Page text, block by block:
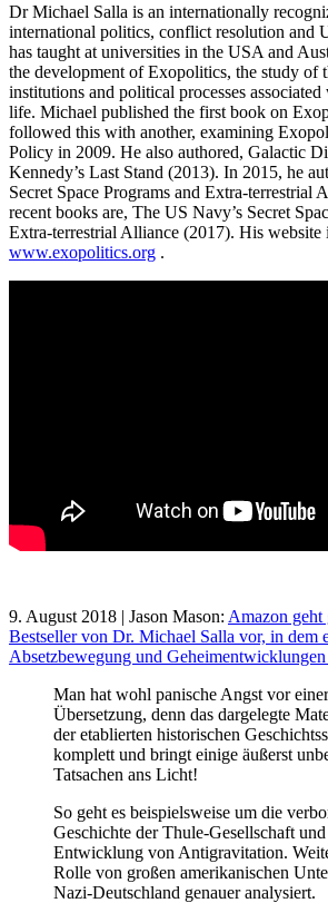
Dr Michael Salla is an internationally
international politics, conflict resolution and
has taught at universities in the USA and
the development of Exopolitics, the study of
institutions and political processes
life. Michael published the first book on
followed this with another, examining
Policy in 2009. He also authored, Galactic
Kennedy’s Last Stand (2013). In 2015, he
Secret Space Programs and Extra-terrestrial
recent books are, The US Navy’s Secret
Extra-terrestrial Alliance (2017). His website
www.exopolitics.org .
9. August 2018 | Jason Mason: Amazon geht
Bestseller von Dr. Michael Salla vor, in dem
Absetzbewegung und
Man hat wohl panische Angst vor
Übersetzung, denn das dargelegte
der etablierten historischen
komplett und bringt einige äußerst
Tatsachen ans Licht!
So geht es beispielsweise um die
Geschichte der Thule-Gesellschaft
Entwicklung von Antigravitation.
Rolle von großen amerikanischen
Nazi-Deutschland genauer analysiert.